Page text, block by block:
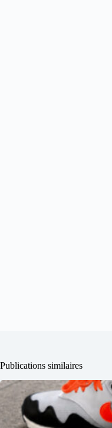
Publications similaires